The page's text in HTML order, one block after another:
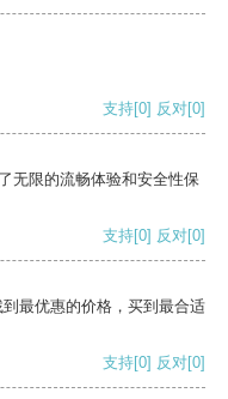
支持[0] 反对[0]
无限的流畅体验和安全性保
支持[0] 反对[0]
最优惠的价格，买到最合适
支持[0] 反对[0]